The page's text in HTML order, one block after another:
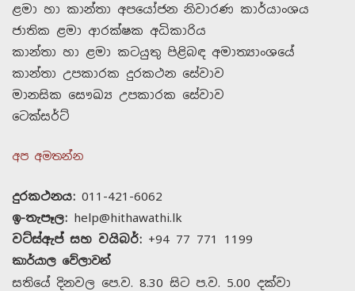
ළමා හා කාන්තා අපයෝජන නිවාරණ කාර්යාංශය
ජාතික ළමා ආරක්ෂක අධිකාරිය
කාන්තා හා ළමා කටයුතු පිළිබඳ අමාත්‍යාංශයේ
කාන්තා උපකාරක දුරකථන සේවාව
මානසික සෞඛ්‍ය උපකාරක සේවාව
ටෙක්සර්ට්
අප අමතන්න
දුරකථනය: 011-421-6062
ඉ-තැපෑල: help@hithawathi.lk
වට්ස්ඇප් සහ වයිබර්: +94 77 771 1199
කාර්යාල වේලාවන්
සතියේ දිනවල පෙ.ව. 8.30 සිට ප.ව. 5.00 දක්වා